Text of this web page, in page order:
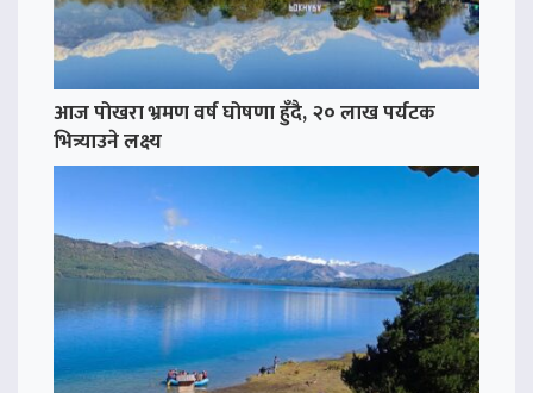
आज पोखरा भ्रमण वर्ष घोषणा हुँदै, २० लाख पर्यटक
भित्र्याउने लक्ष्य